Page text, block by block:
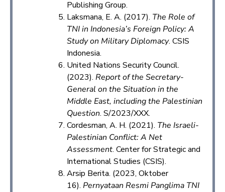
Publishing Group.
Laksmana, E. A. (2017). The Role of
TNI in Indonesia’s Foreign Policy: A
Study on Military Diplomacy. CSIS
Indonesia.
United Nations Security Council.
(2023). Report of the Secretary-
General on the Situation in the
Middle East, including the Palestinian
Question. S/2023/XXX.
Cordesman, A. H. (2021). The Israeli-
Palestinian Conflict: A Net
Assessment. Center for Strategic and
International Studies (CSIS).
Arsip Berita. (2023, Oktober
16). Pernyataan Resmi Panglima TNI